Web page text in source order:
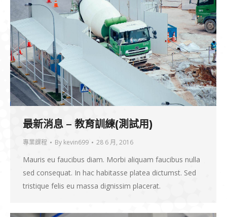
最新消息 – 教育訓練(測試用)
專業課程 By kevin699 28 6 月, 2016
Mauris eu faucibus diam. Morbi aliquam faucibus nulla
sed consequat. In hac habitasse platea dictumst. Sed
tristique felis eu massa dignissim placerat.